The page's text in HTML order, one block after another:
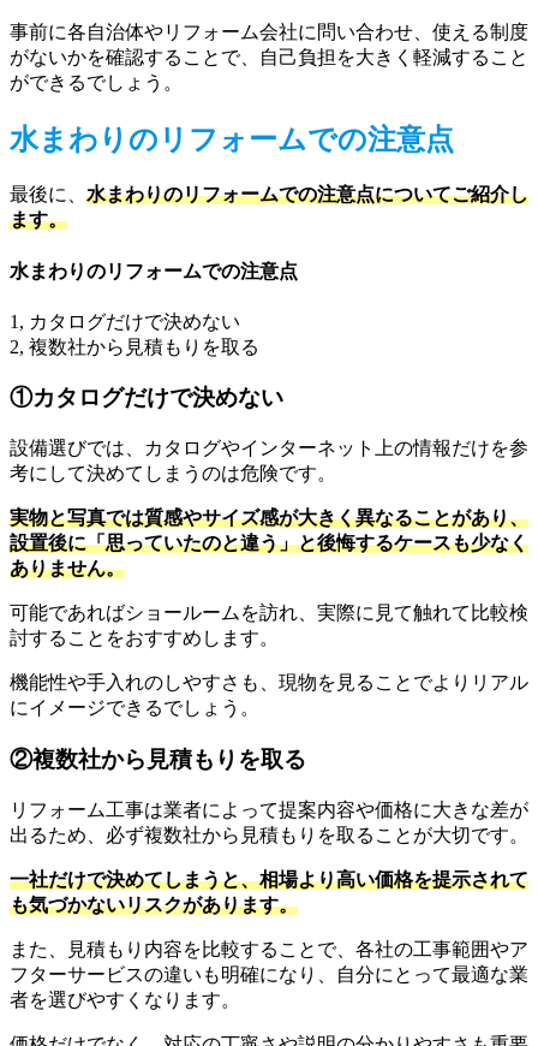
事前に各自治体やリフォーム会社に問い合わせ、使える制度
がないかを確認することで、自己負担を大きく軽減すること
ができるでしょう。
水まわりのリフォームでの注意点
最後に、 水まわりのリフォームでの注意点についてご紹介し
ます。
水まわりのリフォームでの注意点
1, カタログだけで決めない
2, 複数社から見積もりを取る
①カタログだけで決めない
設備選びでは、カタログやインターネット上の情報だけを参
考にして決めてしまうのは危険です。
実物と写真では質感やサイズ感が大きく異なることがあり、
設置後に「思っていたのと違う」と後悔するケースも少なく
ありません。
可能であればショールームを訪れ、実際に見て触れて比較検
討することをおすすめします。
機能性や手入れのしやすさも、現物を見ることでよりリアル
にイメージできるでしょう。
②複数社から見積もりを取る
リフォーム工事は業者によって提案内容や価格に大きな差が
出るため、必ず複数社から見積もりを取ることが大切です。
一社だけで決めてしまうと、相場より高い価格を提示されて
も気づかないリスクがあります。
また、見積もり内容を比較することで、各社の工事範囲やア
フターサービスの違いも明確になり、自分にとって最適な業
者を選びやすくなります。